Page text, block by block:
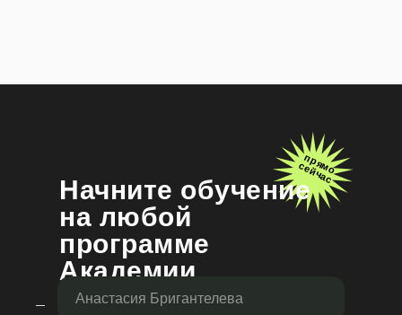
прямо
сейчас
Начните обучение
на любой
программе
Академии